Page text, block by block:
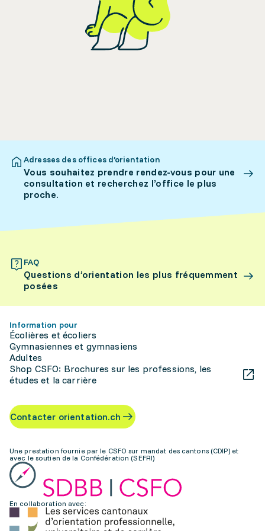
Adresses des offices d’orientation
Vous souhaitez prendre rendez-vous pour une
consultation et recherchez l’office le plus
proche.
FAQ
Questions d’orientation les plus fréquemment
posées
Information pour
Écolières et écoliers
Gymnasiennes et gymnasiens
Adultes
Shop CSFO: Brochures sur les professions, les
études et la carrière
Contacter orientation.ch
Une prestation fournie par le CSFO sur mandat des cantons (CDIP) et
avec le soutien de la Confédération (SEFRI)
En collaboration avec: